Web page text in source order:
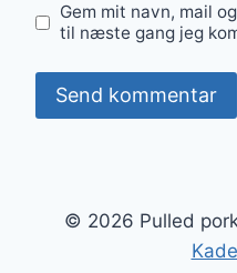
Gem mit navn, mail
til næste gang jeg
© 2026 Pulled